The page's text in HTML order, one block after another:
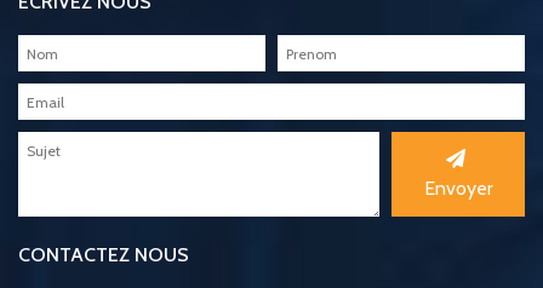
Envoyer
CONTACTEZ NOUS